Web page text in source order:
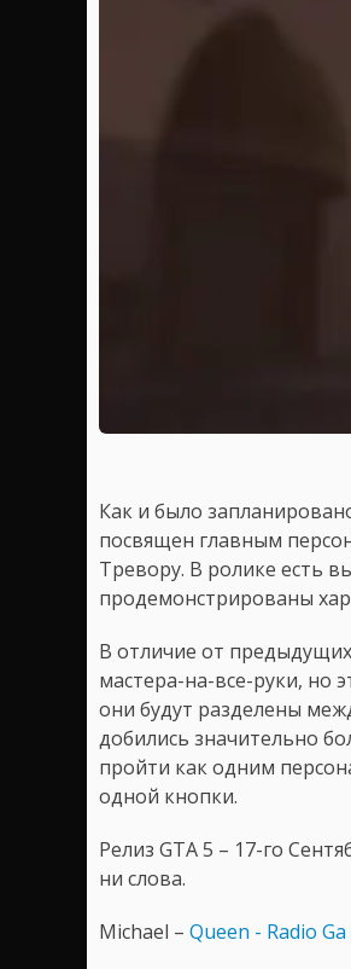
Как и было
посвящен главным
Тревору. В ролике есть
продемонстрированы
В отличие от
мастера-на-все-руки, но
они будут разделены
добились значительно
пройти как одним
одной кнопки.
Релиз GTA 5 – 17-го
ни слова.
Michael – Queen - Radio Ga